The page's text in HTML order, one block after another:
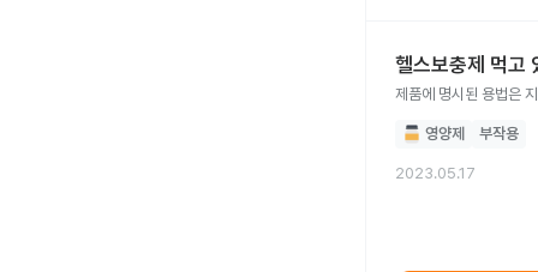
헬스보충제 먹고
제품에 명시된 용법은
영양제 부작용
2023.05.17